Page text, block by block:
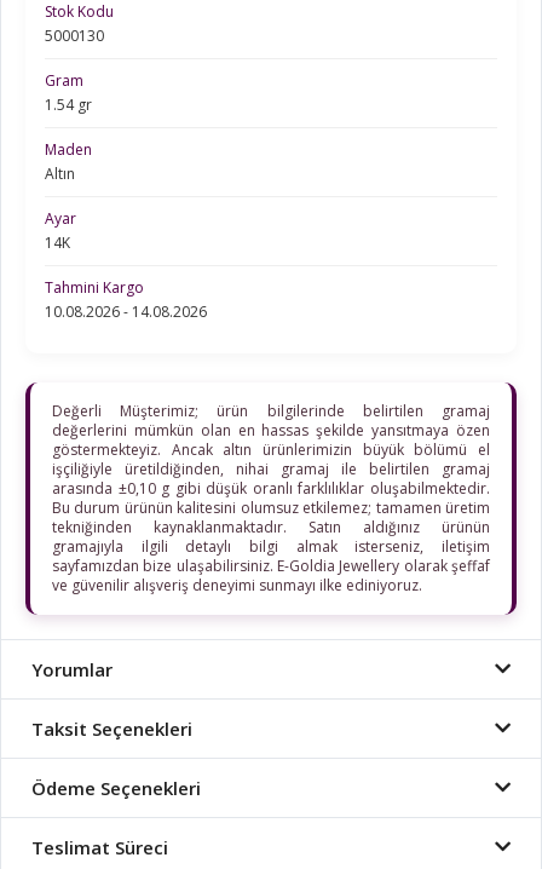
Stok Kodu
5000130
Gram
1.54 gr
Maden
Altın
Ayar
14K
Tahmini Kargo
10.08.2026 - 14.08.2026
Değerli Müşterimiz; ürün bilgilerinde belirtilen gramaj
değerlerini mümkün olan en hassas şekilde yansıtmaya özen
göstermekteyiz. Ancak altın ürünlerimizin büyük bölümü el
işçiliğiyle üretildiğinden, nihai gramaj ile belirtilen gramaj
arasında ±0,10 g gibi düşük oranlı farklılıklar oluşabilmektedir.
Bu durum ürünün kalitesini olumsuz etkilemez; tamamen üretim
tekniğinden kaynaklanmaktadır. Satın aldığınız ürünün
gramajıyla ilgili detaylı bilgi almak isterseniz, iletişim
sayfamızdan bize ulaşabilirsiniz. E-Goldia Jewellery olarak şeffaf
ve güvenilir alışveriş deneyimi sunmayı ilke ediniyoruz.
Yorumlar
Taksit Seçenekleri
Ödeme Seçenekleri
Teslimat Süreci